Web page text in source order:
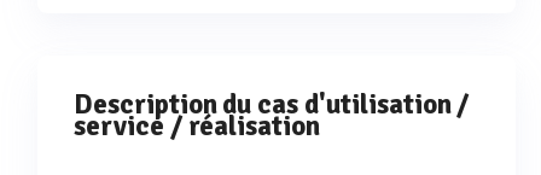
Description du cas d'utilisation /
service / réalisation